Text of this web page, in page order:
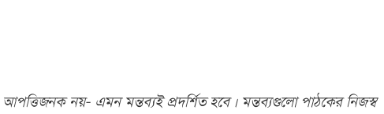
নয়- এমন মন্তব্যই প্রদর্শিত হবে। মন্তব্যগুলো পাঠকের নিজস্ব